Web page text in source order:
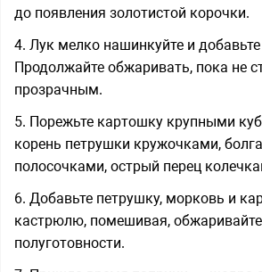
до появления золотистой корочки.
4. Лук мелко нашинкуйте и
Продолжайте обжаривать, пока не
прозрачным.
5. Порежьте картошку крупными
корень петрушки кружочками,
полосочками, острый перец
6. Добавьте петрушку, морковь и
кастрюлю, помешивая,
полуготовности.